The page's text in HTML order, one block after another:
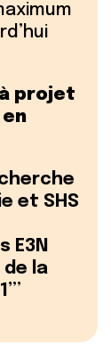
projet
et SHS
E3N
la